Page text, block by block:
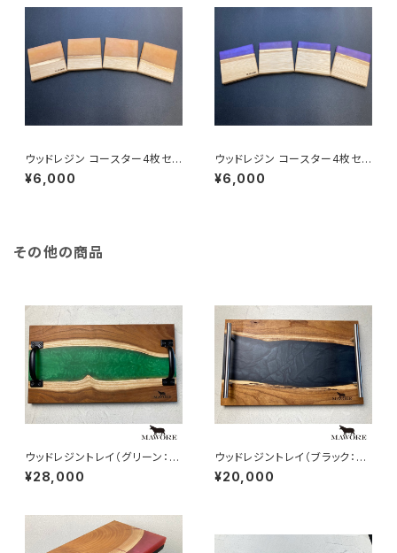
ウッドレジン コースター4枚セッ
ト（ベージュ：栗の木）mawore-
c0049
¥6,000
ウッドレジン コースター4枚セッ
ト（パープル：栗の木）mawore-
c0048
¥6,000
その他の商品
ウッドレジントレイ（グリーン：ヤ
マグワ）mawore-r005
¥28,000
ウッドレジントレイ（ブラック：ヤ
マグワ）mawore-r003
¥20,000